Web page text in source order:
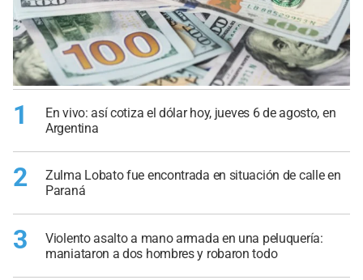
1
En vivo: así cotiza el dólar hoy, jueves 6 de agosto, en
Argentina
2
Zulma Lobato fue encontrada en situación de calle en
Paraná
3
Violento asalto a mano armada en una peluquería:
maniataron a dos hombres y robaron todo